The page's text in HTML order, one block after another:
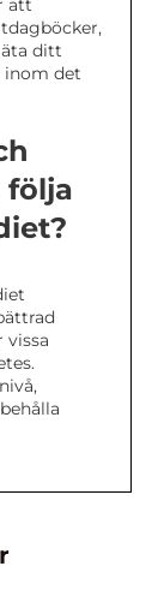
att
ditt
inom det
följa
vissa